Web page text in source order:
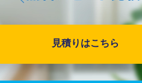
見積りはこちら